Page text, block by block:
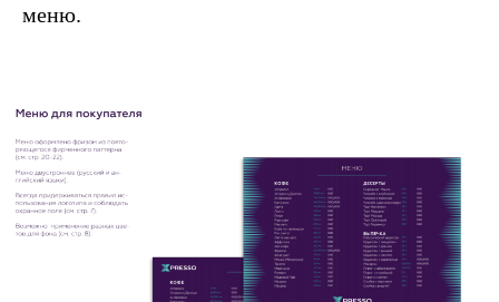
меню.
DPROFILE
VK
ЯНДЕКС
ДЗЕН
Проекты
Услуги
Блог
Контакты